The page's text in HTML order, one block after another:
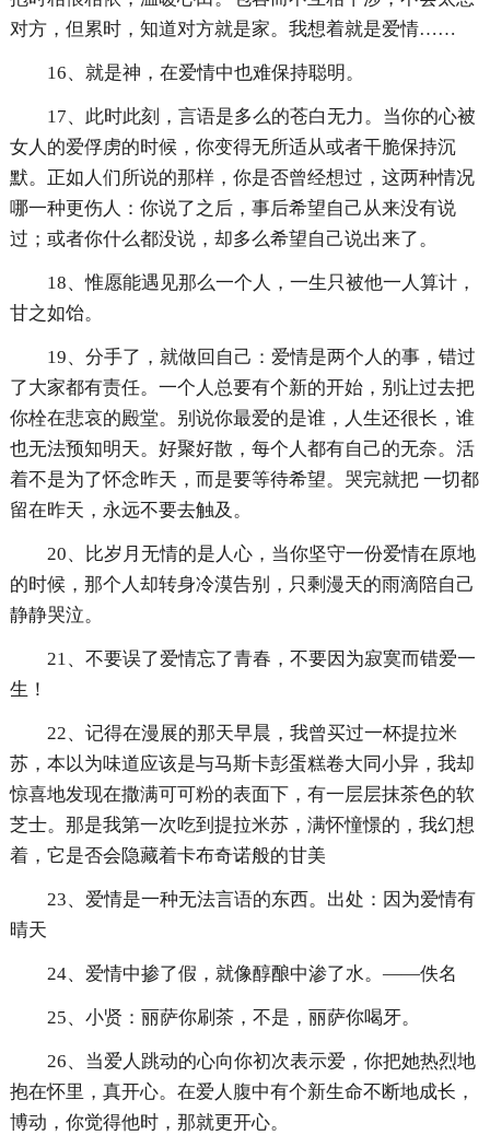
对方，但累时，知道对方就是家。我想着就是爱情……
16、就是神，在爱情中也难保持聪明。
17、此时此刻，言语是多么的苍白无力。当你的心被
女人的爱俘虏的时候，你变得无所适从或者干脆保持沉
默。正如人们所说的那样，你是否曾经想过，这两种情况
哪一种更伤人：你说了之后，事后希望自己从来没有说
过；或者你什么都没说，却多么希望自己说出来了。
18、惟愿能遇见那么一个人，一生只被他一人算计，
甘之如饴。
19、分手了，就做回自己：爱情是两个人的事，错过
了大家都有责任。一个人总要有个新的开始，别让过去把
你栓在悲哀的殿堂。别说你最爱的是谁，人生还很长，谁
也无法预知明天。好聚好散，每个人都有自己的无奈。活
着不是为了怀念昨天，而是要等待希望。哭完就把 一切都
留在昨天，永远不要去触及。
20、比岁月无情的是人心，当你坚守一份爱情在原地
的时候，那个人却转身冷漠告别，只剩漫天的雨滴陪自己
静静哭泣。
21、不要误了爱情忘了青春，不要因为寂寞而错爱一
生！
22、记得在漫展的那天早晨，我曾买过一杯提拉米
苏，本以为味道应该是与马斯卡彭蛋糕卷大同小异，我却
惊喜地发现在撒满可可粉的表面下，有一层层抹茶色的软
芝士。那是我第一次吃到提拉米苏，满怀憧憬的，我幻想
着，它是否会隐藏着卡布奇诺般的甘美
23、爱情是一种无法言语的东西。出处：因为爱情有
晴天
24、爱情中掺了假，就像醇酿中渗了水。——佚名
25、小贤：丽萨你刷茶，不是，丽萨你喝牙。
26、当爱人跳动的心向你初次表示爱，你把她热烈地
抱在怀里，真开心。在爱人腹中有个新生命不断地成长，
博动，你觉得他时，那就更开心。